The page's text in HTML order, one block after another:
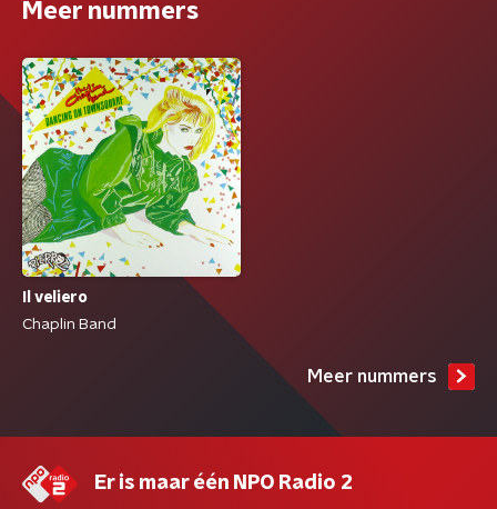
Meer nummers
Il veliero
Chaplin Band
Meer nummers
Er is maar één NPO Radio 2